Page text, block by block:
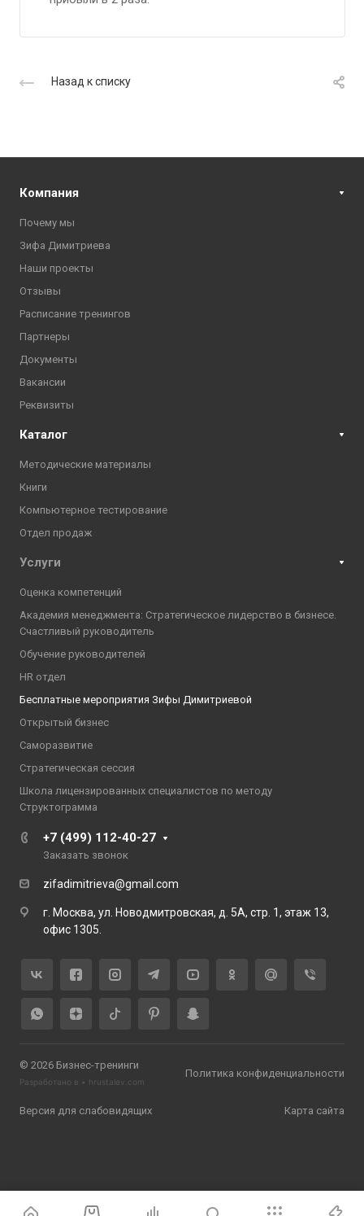
Назад к списку
Компания
Почему мы
Зифа Димитриева
Наши проекты
Отзывы
Расписание тренингов
Партнеры
Документы
Вакансии
Реквизиты
Каталог
Методические материалы
Книги
Компьютерное тестирование
Отдел продаж
Услуги
Оценка компетенций
Академия менеджмента: Стратегическое лидерство в бизнесе.
Счастливый руководитель
Обучение руководителей
HR отдел
Бесплатные мероприятия Зифы Димитриевой
Открытый бизнес
Саморазвитие
Стратегическая сессия
Школа лицензированных специалистов по методу
Структограмма
+7 (499) 112-40-27
Заказать звонок
zifadimitrieva@gmail.com
г. Москва, ул. Новодмитровская, д. 5А, стр. 1, этаж 13,
офис 1305.
© 2026 Бизнес-тренинги
Разработано в • hrustalev.com
Политика конфиденциальности
Версия для слабовидящих Карта сайта